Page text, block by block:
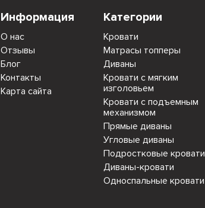
Информация
О нас
Отзывы
Блог
Контакты
Карта сайта
Категории
Кровати
Матрасы топперы
Диваны
Кровати с мягким
изголовьем
Кровати с подъемным
механизмом
Прямые диваны
Угловые диваны
Подростковые кровати
Диваны-кровати
Односпальные кровати